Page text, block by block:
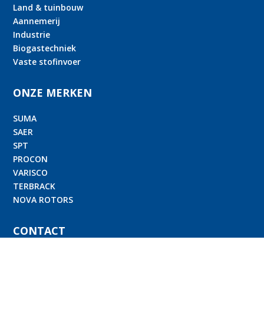
Land & tuinbouw
Aannemerij
Industrie
Biogastechniek
Vaste stofinvoer
ONZE MERKEN
SUMA
SAER
SPT
PROCON
VARISCO
TERBRACK
NOVA ROTORS
CONTACT